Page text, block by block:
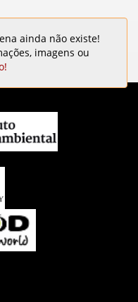
ainda não existe!
imagens ou